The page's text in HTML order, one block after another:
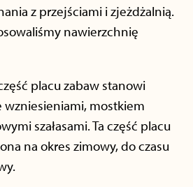
z przejściami i zjeżdżalnią.
nawierzchnię
placu zabaw stanowi
wzniesieniami, mostkiem
szałasami. Ta część placu
na okres zimowy, do czasu